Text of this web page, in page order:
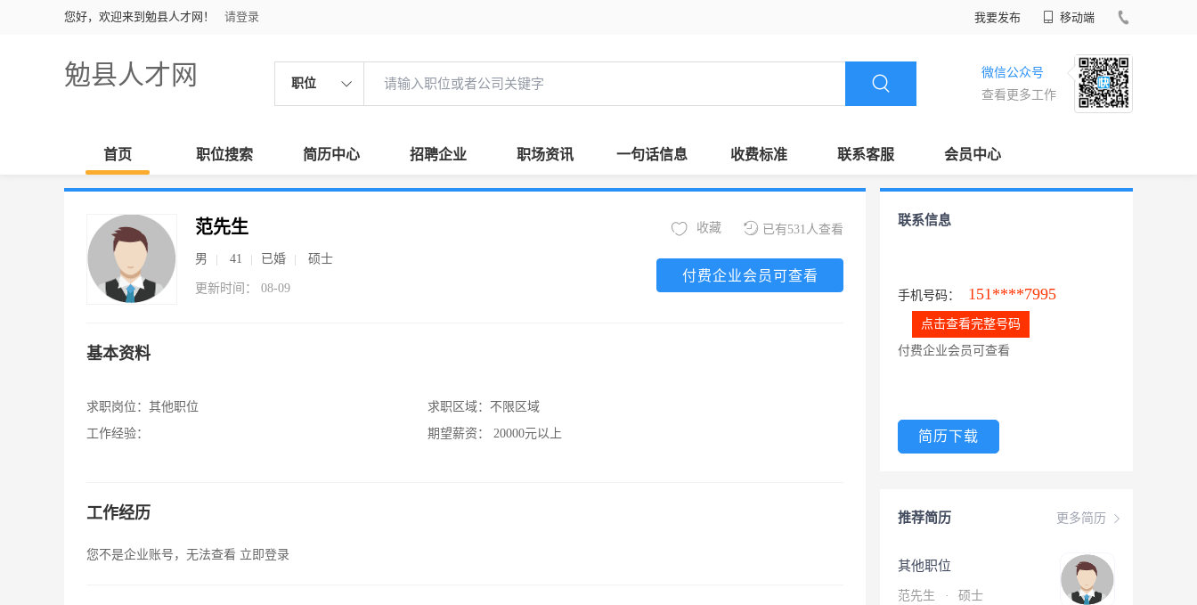
您好，欢迎来到勉县人才网！ 请登录 我要发布 移动端
勉县人才网 职位
微信公众号
查看更多工作
首页 职位搜索 简历中心 招聘企业 职场资讯 一句话信息 收费标准 联系客服 会员中心
范先生
男 41 已婚 硕士
更新时间： 08-09
已有531人查看
收藏
付费企业会员可查看
基本资料
求职岗位： 其他职位
工作经验：
求职区域： 不限区域
期望薪资：
20000元以上
工作经历
您不是企业账号，无法查看 立即登录
联系信息
手机号码： 151****7995
点击查看完整号码
付费企业会员可查看
简历下载
更多简历
推荐简历
其他职位
范先生 · 硕士